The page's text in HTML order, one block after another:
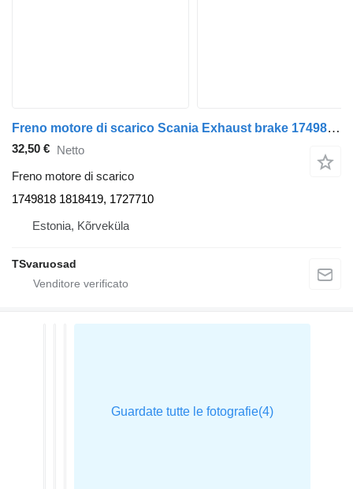
Freno motore di scarico Scania Exhaust brake 1749818 per trattore stradale Scania G400
32,50 € Netto
Freno motore di scarico
1749818 1818419, 1727710
Estonia, Kõrveküla
TSvaruosad